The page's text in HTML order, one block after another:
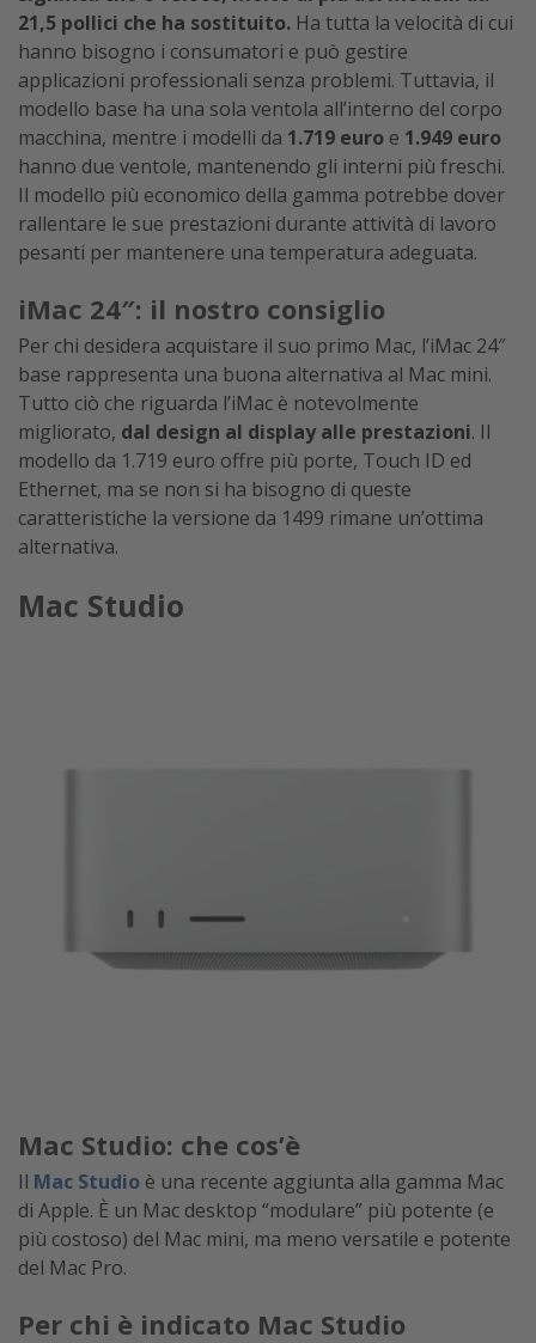
21,5 pollici che ha sostituito. Ha tutta la velocità di cui
hanno bisogno i consumatori e può gestire
applicazioni professionali senza problemi. Tuttavia, il
modello base ha una sola ventola all’interno del corpo
macchina, mentre i modelli da 1.719 euro e 1.949 euro
hanno due ventole, mantenendo gli interni più freschi.
Il modello più economico della gamma potrebbe dover
rallentare le sue prestazioni durante attività di lavoro
pesanti per mantenere una temperatura adeguata.
iMac 24″: il nostro consiglio
Per chi desidera acquistare il suo primo Mac, l’iMac 24″
base rappresenta una buona alternativa al Mac mini.
Tutto ciò che riguarda l’iMac è notevolmente
migliorato, dal design al display alle prestazioni. Il
modello da 1.719 euro offre più porte, Touch ID ed
Ethernet, ma se non si ha bisogno di queste
caratteristiche la versione da 1499 rimane un’ottima
alternativa.
Mac Studio
Mac Studio: che cos’è
Il Mac Studio è una recente aggiunta alla gamma Mac
di Apple. È un Mac desktop “modulare” più potente (e
più costoso) del Mac mini, ma meno versatile e potente
del Mac Pro.
Per chi è indicato Mac Studio